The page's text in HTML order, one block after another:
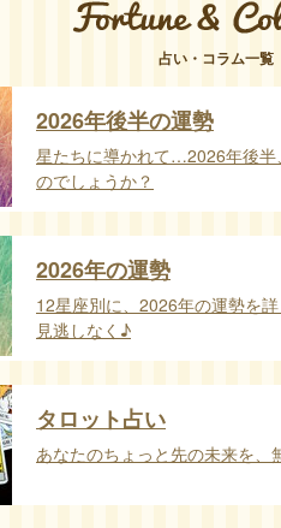
占い・コラム一覧
2026年後半の運勢
星たちに導かれて…2026年後
のでしょうか？
2026年の運勢
12星座別に、2026年の運勢を
見逃しなく♪
タロット占い
あなたのちょっと先の未来を、